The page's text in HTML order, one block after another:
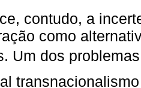
contudo, a
como
Um dos problemas